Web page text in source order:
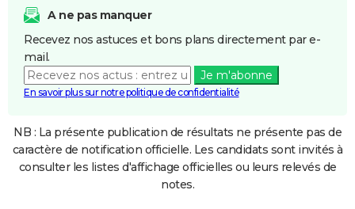
A ne pas manquer
Recevez nos astuces et bons plans directement par e-
mail.
Je m'abonne
En savoir plus sur notre politique de confidentialité
NB : La présente publication de résultats ne présente pas de
caractère de notification officielle. Les candidats sont invités à
consulter les listes d'affichage officielles ou leurs relevés de
notes.